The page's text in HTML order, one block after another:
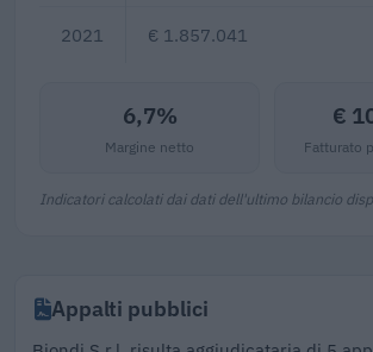
2021 € 1.857.041
6,7%
Margine netto
€
Fatturato
Indicatori calcolati dai dati dell'ultimo bilancio
Appalti pubblici